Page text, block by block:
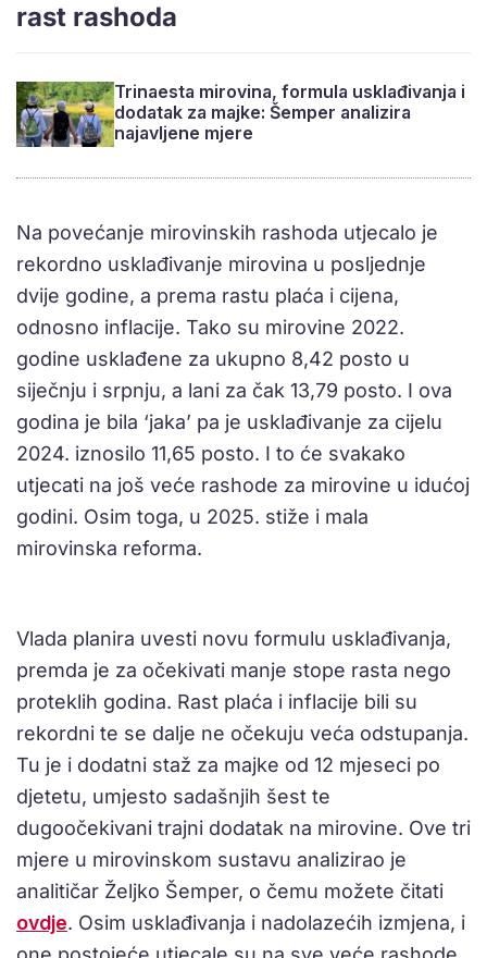
rast rashoda
Trinaesta mirovina, formula usklađivanja i
dodatak za majke: Šemper analizira
najavljene mjere
Na povećanje mirovinskih rashoda utjecalo je
rekordno usklađivanje mirovina u posljednje
dvije godine, a prema rastu plaća i cijena,
odnosno inflacije. Tako su mirovine 2022.
godine usklađene za ukupno 8,42 posto u
siječnju i srpnju, a lani za čak 13,79 posto. I ova
godina je bila ‘jaka’ pa je usklađivanje za cijelu
2024. iznosilo 11,65 posto. I to će svakako
utjecati na još veće rashode za mirovine u idućoj
godini. Osim toga, u 2025. stiže i mala
mirovinska reforma.
Vlada planira uvesti novu formulu usklađivanja,
premda je za očekivati manje stope rasta nego
proteklih godina. Rast plaća i inflacije bili su
rekordni te se dalje ne očekuju veća odstupanja.
Tu je i dodatni staž za majke od 12 mjeseci po
djetetu, umjesto sadašnjih šest te
dugoočekivani trajni dodatak na mirovine. Ove tri
mjere u mirovinskom sustavu analizirao je
analitičar Željko Šemper, o čemu možete čitati
ovdje. Osim usklađivanja i nadolazećih izmjena, i